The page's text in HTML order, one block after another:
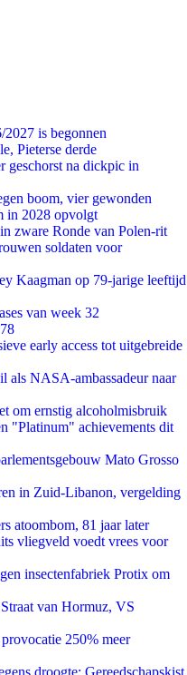
is begonnen
Pieterse derde
geschorst na dickpic in
boom, vier gewonden
in 2028 opvolgt
zware Ronde van Polen-rit
soldaten voor
Kaagman op 79-jarige leeftijd
van week 32
early access tot uitgebreide
als NASA-ambassadeur naar
om ernstig alcoholmisbruik
"Platinum" achievements dit
Mato Grosso
in Zuid-Libanon, vergelding
atoombom, 81 jaar later
vliegveld voedt vrees voor
insectenfabriek Protix om
van Hormuz, VS
250% meer
droogte: Gereedschapskist